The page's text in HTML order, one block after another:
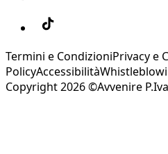
Termini e CondizioniPrivacy e
PolicyAccessibilità
Copyright 2026 ©Avvenire